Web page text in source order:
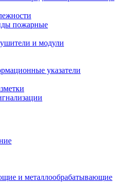
пожарные
и модули
указатели
и металлообрабатывающие